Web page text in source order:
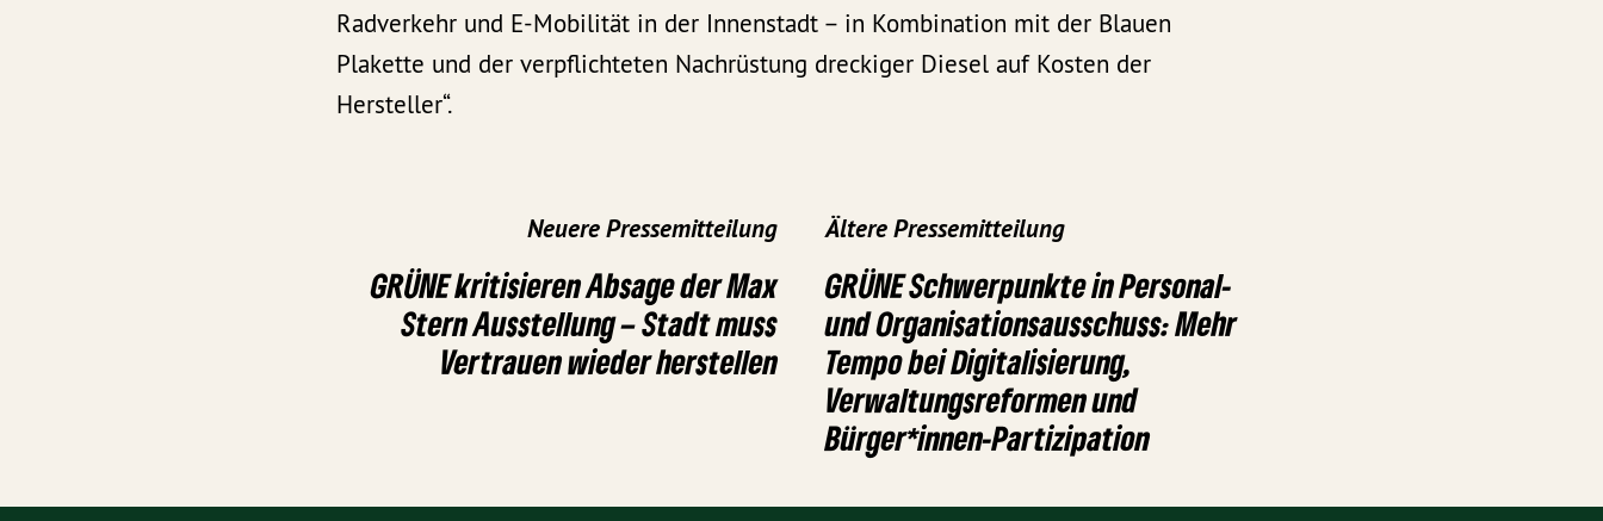
Radverkehr und E-Mobilität in der Innenstadt – in Kombination mit der Blauen
Plakette und der verpflichteten Nachrüstung dreckiger Diesel auf Kosten der
Hersteller“.
Neuere Pressemitteilung
GRÜNE kritisieren Absage der Max
Stern Ausstellung – Stadt muss
Vertrauen wieder herstellen
Ältere Pressemitteilung
GRÜNE Schwerpunkte in Personal-
und Organisationsausschuss: Mehr
Tempo bei Digitalisierung,
Verwaltungsreformen und
Bürger*innen-Partizipation